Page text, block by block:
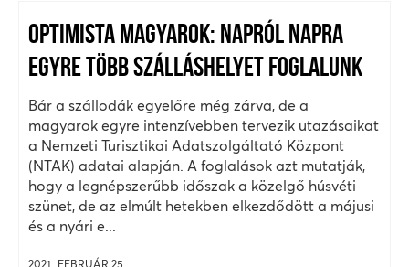
OPTIMISTA MAGYAROK: NAPRÓL NAPRA
EGYRE TÖBB SZÁLLÁSHELYET FOGLALUNK
Bár a szállodák egyelőre még zárva, de a
magyarok egyre intenzívebben tervezik utazásaikat
a Nemzeti Turisztikai Adatszolgáltató Központ
(NTAK) adatai alapján. A foglalások azt mutatják,
hogy a legnépszerűbb időszak a közelgő húsvéti
szünet, de az elmúlt hetekben elkezdődött a májusi
és a nyári e...
2021. FEBRUÁR 25.